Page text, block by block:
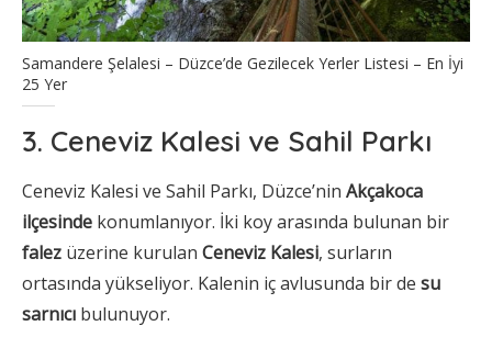
Samandere Şelalesi – Düzce’de Gezilecek Yerler Listesi – En İyi
25 Yer
3. Ceneviz Kalesi ve Sahil Parkı
Ceneviz Kalesi ve Sahil Parkı, Düzce’nin Akçakoca
ilçesinde konumlanıyor. İki koy arasında bulunan bir
falez üzerine kurulan Ceneviz Kalesi, surların
ortasında yükseliyor. Kalenin iç avlusunda bir de su
sarnıcı bulunuyor.